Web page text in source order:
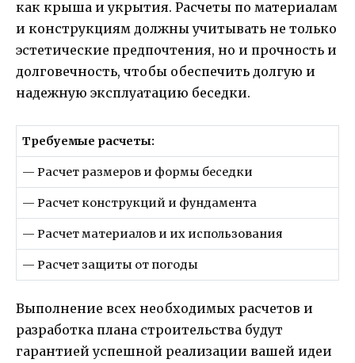
как крыша и укрытия. Расчеты по материалам
и конструкциям должны учитывать не только
эстетические предпочтения, но и прочность и
долговечность, чтобы обеспечить долгую и
надежную эксплуатацию беседки.
Требуемые расчеты:
— Расчет размеров и формы беседки
— Расчет конструкций и фундамента
— Расчет материалов и их использования
— Расчет защиты от погоды
Выполнение всех необходимых расчетов и
разработка плана строительства будут
гарантией успешной реализации вашей идеи